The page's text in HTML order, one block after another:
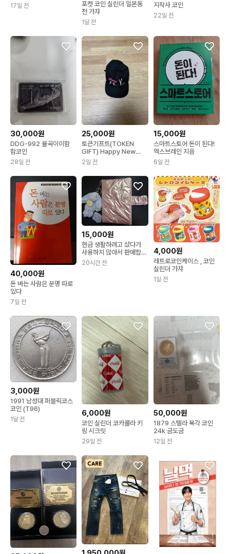
17일 전
포켓 코인 실린더 일본동
전 가챠
1달 전
지작사 코인
22일 전
30,000원
DDG-992 율곡이이함
함코인
28일 전
25,000원
토큰기프트(TOKEN
GIFT) Happy New
Year
2일 전
15,000원
스마트스토어 돈이 된다!
엑스브레인 지음
6일 전
40,000원
돈 버는 사람은 분명 따로
있다
7일 전
15,000원
현금 생활하려고 샀다가
사용하지 않아서 판매합니
다.
20시간 전
4,000원
레트로코인케이스 , 코인
실린더 가챠
1일 전
3,000원
1991 남성대 퍼블릭코스
코인 (T96)
1달 전
6,000원
코인 실린더 코카콜라 키
링 시크릿
29일 전
50,000원
1879 스텔라 복각 코인
24k 금도금
12일 전